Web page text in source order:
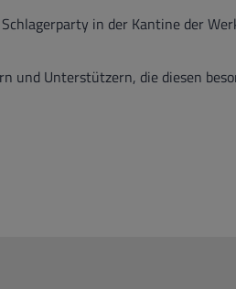
in der Kantine der
und Unterstützern, die diesen